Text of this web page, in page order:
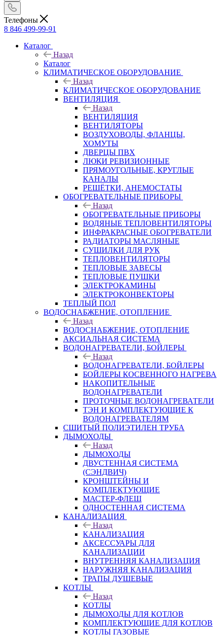
Телефоны
8 846 499-99-91
Каталог
Назад
Каталог
КЛИМАТИЧЕСКОЕ ОБОРУДОВАНИЕ
Назад
КЛИМАТИЧЕСКОЕ ОБОРУДОВАНИЕ
ВЕНТИЛЯЦИЯ
Назад
ВЕНТИЛЯЦИЯ
ВЕНТИЛЯТОРЫ
ВОЗДУХОВОДЫ, ФЛАНЦЫ,
ХОМУТЫ
ДВЕРЦЫ ПВХ
ЛЮКИ РЕВИЗИОННЫЕ
ПРЯМОУГОЛЬНЫЕ, КРУГЛЫЕ
КАНАЛЫ
РЕШЁТКИ, АНЕМОСТАТЫ
ОБОГРЕВАТЕЛЬНЫЕ ПРИБОРЫ
Назад
ОБОГРЕВАТЕЛЬНЫЕ ПРИБОРЫ
ВОДЯНЫЕ ТЕПЛОВЕНТИЛЯТОРЫ
ИНФРАКРАСНЫЕ ОБОГРЕВАТЕЛИ
РАДИАТОРЫ МАСЛЯНЫЕ
СУШИЛКИ ДЛЯ РУК
ТЕПЛОВЕНТИЛЯТОРЫ
ТЕПЛОВЫЕ ЗАВЕСЫ
ТЕПЛОВЫЕ ПУШКИ
ЭЛЕКТРОКАМИНЫ
ЭЛЕКТРОКОНВЕКТОРЫ
ТЕПЛЫЙ ПОЛ
ВОДОСНАБЖЕНИЕ, ОТОПЛЕНИЕ
Назад
ВОДОСНАБЖЕНИЕ, ОТОПЛЕНИЕ
АКСИАЛЬНАЯ СИСТЕМА
ВОДОНАГРЕВАТЕЛИ, БОЙЛЕРЫ
Назад
ВОДОНАГРЕВАТЕЛИ, БОЙЛЕРЫ
БОЙЛЕРЫ КОСВЕННОГО НАГРЕВА
НАКОПИТЕЛЬНЫЕ
ВОДОНАГРЕВАТЕЛИ
ПРОТОЧНЫЕ ВОДОНАГРЕВАТЕЛИ
ТЭН И КОМПЛЕКТУЮЩИЕ К
ВОДОНАГРЕВАТЕЛЯМ
СШИТЫЙ ПОЛИЭТИЛЕН ТРУБА
ДЫМОХОДЫ
Назад
ДЫМОХОДЫ
ДВУСТЕННАЯ СИСТЕМА
(СЭНДВИЧ)
КРОНШТЕЙНЫ И
КОМПЛЕКТУЮЩИЕ
МАСТЕР-ФЛЕШ
ОДНОСТЕННАЯ СИСТЕМА
КАНАЛИЗАЦИЯ
Назад
КАНАЛИЗАЦИЯ
АКСЕССУАРЫ ДЛЯ
КАНАЛИЗАЦИИ
ВНУТРЕННЯЯ КАНАЛИЗАЦИЯ
НАРУЖНЯЯ КАНАЛИЗАЦИЯ
ТРАПЫ ДУШЕВЫЕ
КОТЛЫ
Назад
КОТЛЫ
ДЫМОХОДЫ ДЛЯ КОТЛОВ
КОМПЛЕКТУЮЩИЕ ДЛЯ КОТЛОВ
КОТЛЫ ГАЗОВЫЕ